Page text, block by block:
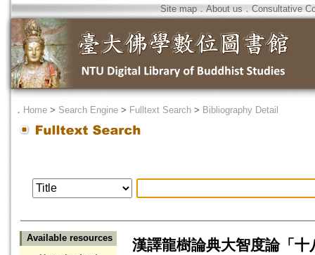
Site map．About us ． Consultative
． Home > Search Engine > Fulltext Search > Bibliography Detail
Available resources
漢譯龍樹論典大智度論「十